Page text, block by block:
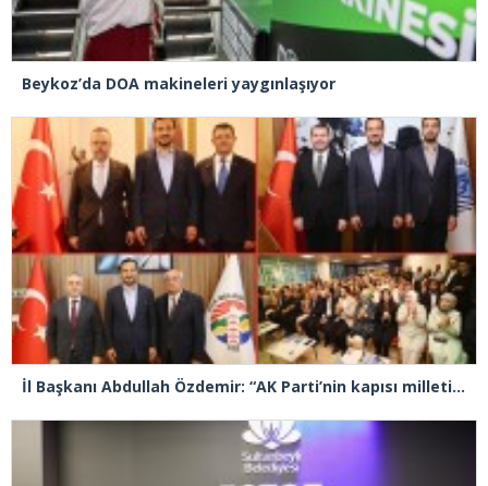
Beykoz’da DOA makineleri yaygınlaşıyor
İl Başkanı Abdullah Özdemir: “AK Parti’nin kapısı milletine hizmet etmek isteyen herkese açıktır”